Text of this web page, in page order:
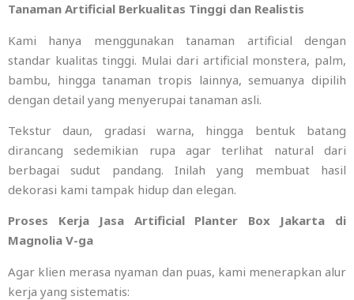
Tanaman Artificial Berkualitas Tinggi dan Realistis
Kami hanya menggunakan tanaman artificial dengan
standar kualitas tinggi. Mulai dari artificial monstera, palm,
bambu, hingga tanaman tropis lainnya, semuanya dipilih
dengan detail yang menyerupai tanaman asli.
Tekstur daun, gradasi warna, hingga bentuk batang
dirancang sedemikian rupa agar terlihat natural dari
berbagai sudut pandang. Inilah yang membuat hasil
dekorasi kami tampak hidup dan elegan.
Proses Kerja Jasa Artificial Planter Box Jakarta di
Magnolia V-ga
Agar klien merasa nyaman dan puas, kami menerapkan alur
kerja yang sistematis: